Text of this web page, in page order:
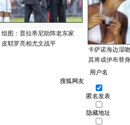
组图：普拉蒂尼助阵老东家
皮耶罗亮相尤文战平
卡萨诺海边湿
其将成伊布替
用户名
匿名发表
隐藏地址